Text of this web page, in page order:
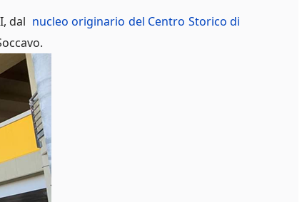
dal nucleo originario del Centro Storico di